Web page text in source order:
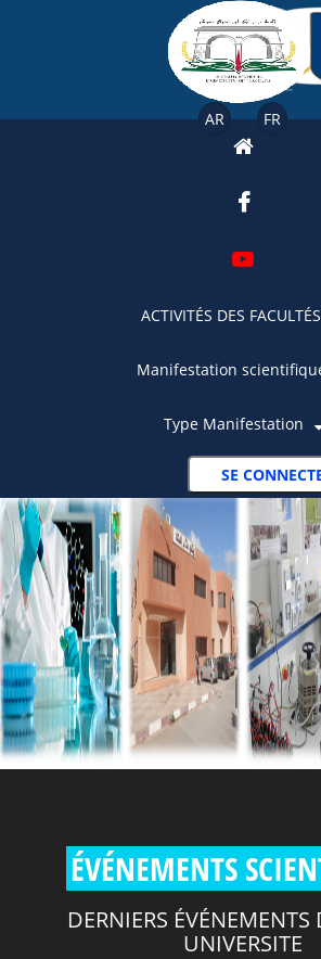
AR FR
ACTIVITÉS DES FACULTÉS
Manifestation
Type Manifestation
ÉVÉNEMENTS
DERNIERS ÉVÉNEMENTS
UNIVERSITE